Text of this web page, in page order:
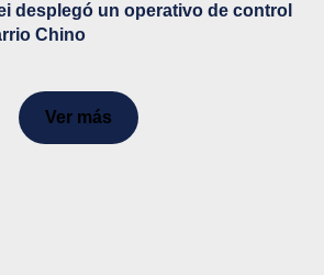
desplegó un operativo de control
Chino
Ver más